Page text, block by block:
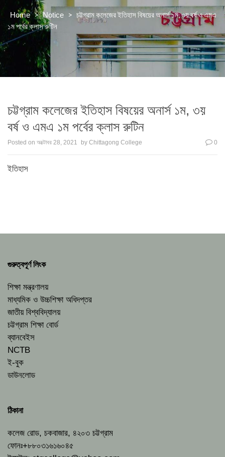
Home > Notice > চট্টগ্রাম কলেজের ইতিহাস বিষয়ের অনার্স ১ম, ৩য় বর্ষ ও এমএ
১ম পর্বের ক্লাস রুটিন
চট্টগ্রাম কলেজের ইতিহাস বিষয়ের অনার্স ১ম, ৩য়
বর্ষ ও এমএ ১ম পর্বের ক্লাস রুটিন
Posted on অক্টোবর 28, 2021 by Chittagong College 0
ইতিহাস
গুরুত্বপূর্ণ লিংক
শিক্ষা মন্ত্রণালয়
মাধ্যমিক ও উচ্চশিক্ষা অধিদপ্তর
জাতীয় বিশ্ববিদ্যালয়
চট্টগ্রাম শিক্ষা বোর্ড
ব্যানবেইস
NCTB
ই-বুক
ডাউনলোড
ঠিকানা
কলেজ রোড, চকবাজার, ৪২০৩ চট্টগ্রাম
ফোনঃ+৮৮০৩১৬১৬০৪৫